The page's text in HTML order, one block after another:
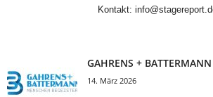
Kontakt:
GAHRENS +
14. März 2026